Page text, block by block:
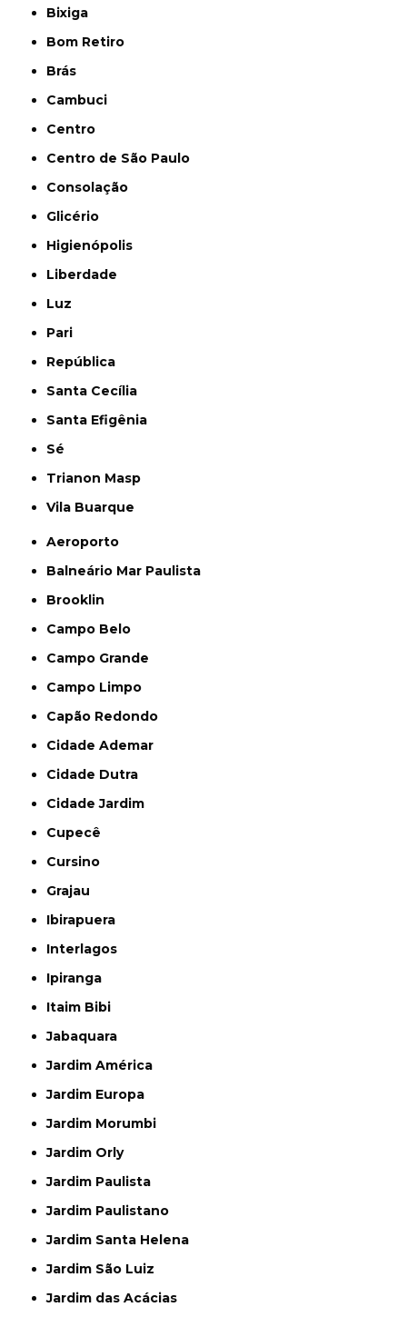
Bixiga
Bom Retiro
Brás
Cambuci
Centro
Centro de São Paulo
Consolação
Glicério
Higienópolis
Liberdade
Luz
Pari
República
Santa Cecília
Santa Efigênia
Sé
Trianon Masp
Vila Buarque
Aeroporto
Balneário Mar Paulista
Brooklin
Campo Belo
Campo Grande
Campo Limpo
Capão Redondo
Cidade Ademar
Cidade Dutra
Cidade Jardim
Cupecê
Cursino
Grajau
Ibirapuera
Interlagos
Ipiranga
Itaim Bibi
Jabaquara
Jardim América
Jardim Europa
Jardim Morumbi
Jardim Orly
Jardim Paulista
Jardim Paulistano
Jardim Santa Helena
Jardim São Luiz
Jardim das Acácias